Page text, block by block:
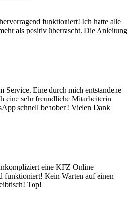
funktioniert! Ich hatte alle
als positiv überrascht. Die Anleitung
Service. Eine durch mich entstandene
eine sehr freundliche Mitarbeiterin
schnell behoben! Vielen Dank
eine KFZ Online
funktioniert! Kein Warten auf einen
Top!